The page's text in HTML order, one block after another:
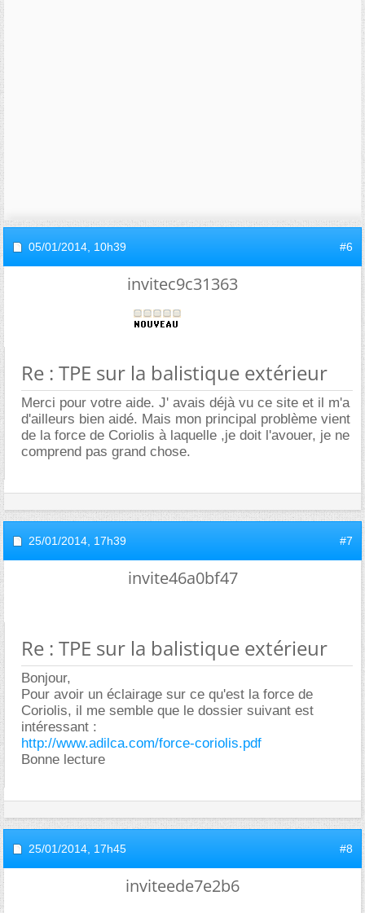
05/01/2014, 10h39 #6
invitec9c31363
Re : TPE sur la balistique extérieur
Merci pour votre aide. J' avais déjà vu ce site et il m'a
d'ailleurs bien aidé. Mais mon principal problème vient
de la force de Coriolis à laquelle ,je doit l'avouer, je ne
comprend pas grand chose.
25/01/2014, 17h39 #7
invite46a0bf47
Re : TPE sur la balistique extérieur
Bonjour,
Pour avoir un éclairage sur ce qu'est la force de
Coriolis, il me semble que le dossier suivant est
intéressant :
http://www.adilca.com/force-coriolis.pdf
Bonne lecture
25/01/2014, 17h45 #8
inviteede7e2b6